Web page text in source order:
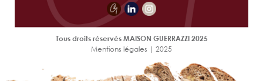
Tous droits réservés MAISON GUERRAZZI 2025
Mentions légales | 2025